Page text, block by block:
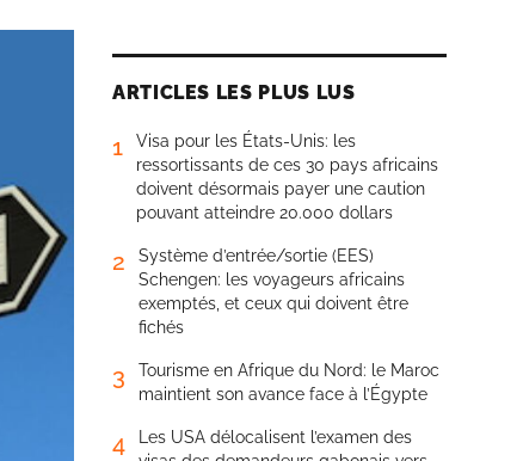
ARTICLES LES PLUS LUS
1
Visa pour les États-Unis: les
ressortissants de ces 30 pays africains
doivent désormais payer une caution
pouvant atteindre 20.000 dollars
2
Système d’entrée/sortie (EES)
Schengen: les voyageurs africains
exemptés, et ceux qui doivent être
fichés
3
Tourisme en Afrique du Nord: le Maroc
maintient son avance face à l’Égypte
4
Les USA délocalisent l’examen des